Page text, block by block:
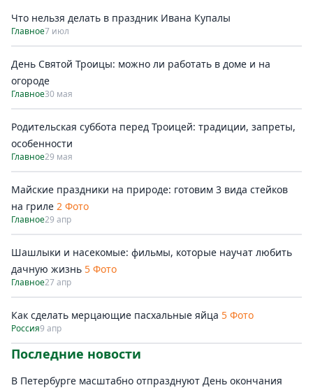
Что нельзя делать в праздник Ивана Купалы
Главное7 июл
День Святой Троицы: можно ли работать в доме и на
огороде
Главное30 мая
Родительская суббота перед Троицей: традиции, запреты,
особенности
Главное29 мая
Майские праздники на природе: готовим 3 вида стейков
на гриле 2 Фото
Главное29 апр
Шашлыки и насекомые: фильмы, которые научат любить
дачную жизнь 5 Фото
Главное27 апр
Как сделать мерцающие пасхальные яйца 5 Фото
Россия9 апр
Последние новости
В Петербурге масштабно отпразднуют День окончания